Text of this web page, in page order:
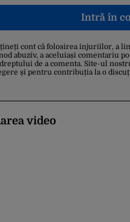
Intră în
țineți cont că folosirea injuriilor, a
abuziv, a aceluiași comentariu
de a comenta. Site-ul
și pentru contribuția la o
video